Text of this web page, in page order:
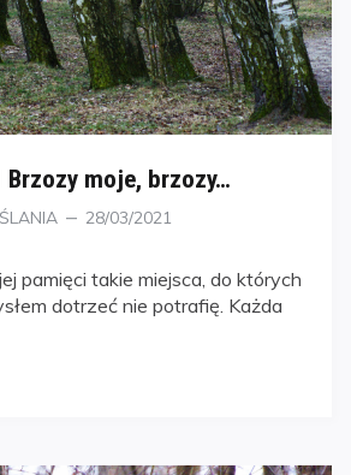
Brzozy moje, brzozy…
Posted
28/03/2021
pamięci takie miejsca, do których
dotrzeć nie potrafię. Każda